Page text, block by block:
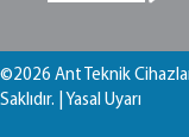
©2026 Ant Teknik
Saklıdır. | Yasal Uyarı